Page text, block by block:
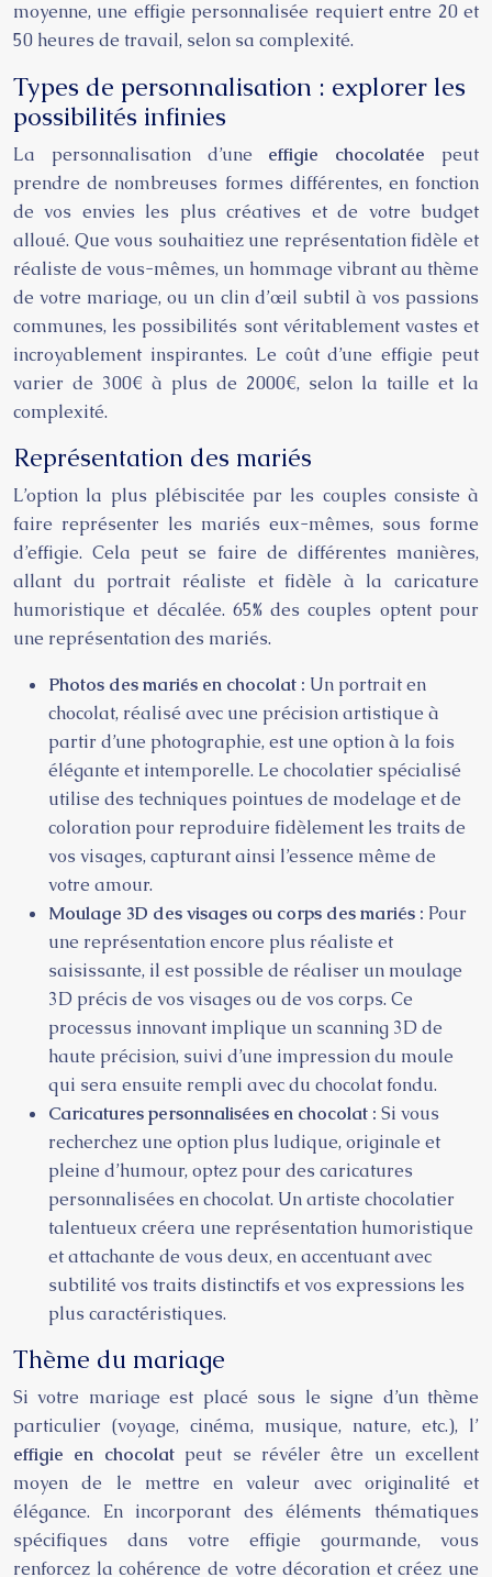
moyenne, une effigie personnalisée requiert entre 20 et
50 heures de travail, selon sa complexité.
Types de personnalisation : explorer les
possibilités infinies
La personnalisation d’une effigie chocolatée peut
prendre de nombreuses formes différentes, en fonction
de vos envies les plus créatives et de votre budget
alloué. Que vous souhaitiez une représentation fidèle et
réaliste de vous-mêmes, un hommage vibrant au thème
de votre mariage, ou un clin d’œil subtil à vos passions
communes, les possibilités sont véritablement vastes et
incroyablement inspirantes. Le coût d’une effigie peut
varier de 300€ à plus de 2000€, selon la taille et la
complexité.
Représentation des mariés
L’option la plus plébiscitée par les couples consiste à
faire représenter les mariés eux-mêmes, sous forme
d’effigie. Cela peut se faire de différentes manières,
allant du portrait réaliste et fidèle à la caricature
humoristique et décalée. 65% des couples optent pour
une représentation des mariés.
Photos des mariés en chocolat : Un portrait en
chocolat, réalisé avec une précision artistique à
partir d’une photographie, est une option à la fois
élégante et intemporelle. Le chocolatier spécialisé
utilise des techniques pointues de modelage et de
coloration pour reproduire fidèlement les traits de
vos visages, capturant ainsi l’essence même de
votre amour.
Moulage 3D des visages ou corps des mariés : Pour
une représentation encore plus réaliste et
saisissante, il est possible de réaliser un moulage
3D précis de vos visages ou de vos corps. Ce
processus innovant implique un scanning 3D de
haute précision, suivi d’une impression du moule
qui sera ensuite rempli avec du chocolat fondu.
Caricatures personnalisées en chocolat : Si vous
recherchez une option plus ludique, originale et
pleine d’humour, optez pour des caricatures
personnalisées en chocolat. Un artiste chocolatier
talentueux créera une représentation humoristique
et attachante de vous deux, en accentuant avec
subtilité vos traits distinctifs et vos expressions les
plus caractéristiques.
Thème du mariage
Si votre mariage est placé sous le signe d’un thème
particulier (voyage, cinéma, musique, nature, etc.), l’
effigie en chocolat peut se révéler être un excellent
moyen de le mettre en valeur avec originalité et
élégance. En incorporant des éléments thématiques
spécifiques dans votre effigie gourmande, vous
renforcez la cohérence de votre décoration et créez une